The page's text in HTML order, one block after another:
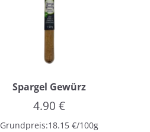
Spargel Gewürz
4.90€
Grundpreis:18.15€/100g